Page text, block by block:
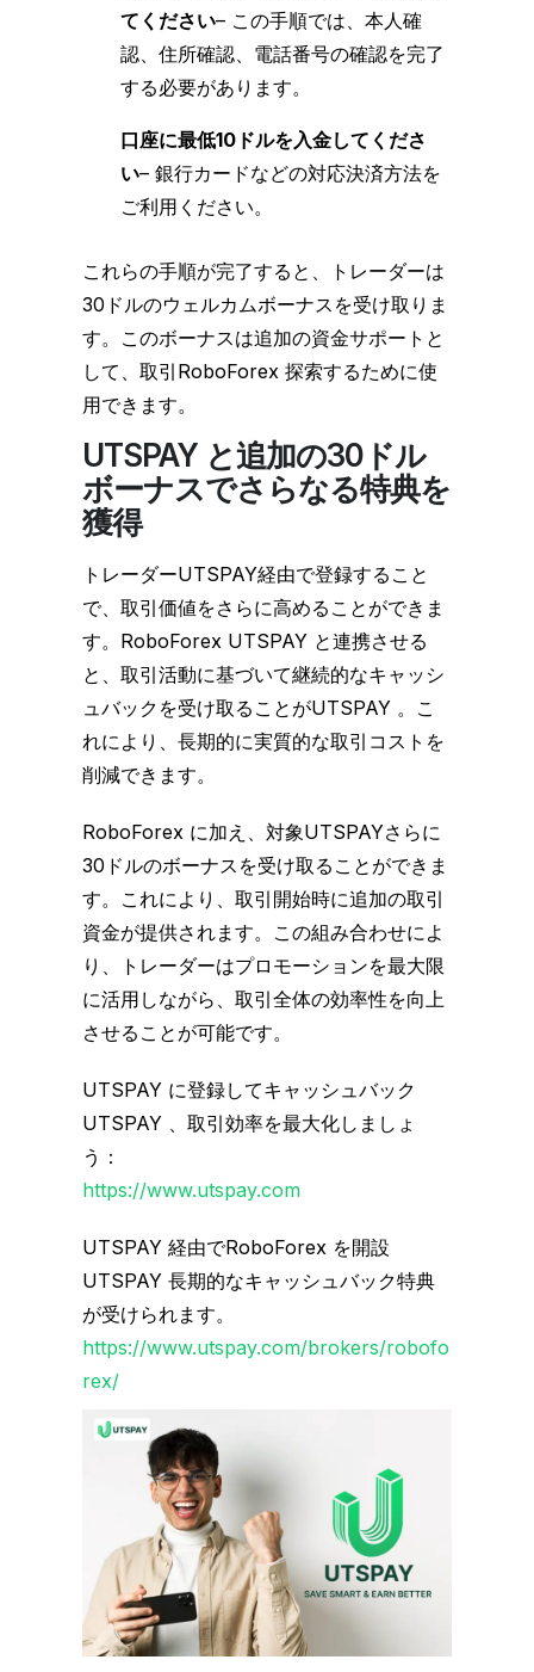
てください– この手順では、本人確
認、住所確認、電話番号の確認を完了
する必要があります。
口座に最低10ドルを入金してくださ
い– 銀行カードなどの対応決済方法を
ご利用ください。
これらの手順が完了すると、トレーダーは
30ドルのウェルカムボーナスを受け取りま
す。このボーナスは追加の資金サポートと
して、取引RoboForex 探索するために使
用できます。
UTSPAY と追加の30ドル
ボーナスでさらなる特典を
獲得
トレーダーUTSPAY経由で登録すること
で、取引価値をさらに高めることができま
す。RoboForex UTSPAY と連携させる
と、取引活動に基づいて継続的なキャッシ
ュバックを受け取ることがUTSPAY 。こ
れにより、長期的に実質的な取引コストを
削減できます。
RoboForex に加え、対象UTSPAYさらに
30ドルのボーナスを受け取ることができま
す。これにより、取引開始時に追加の取引
資金が提供されます。この組み合わせによ
り、トレーダーはプロモーションを最大限
に活用しながら、取引全体の効率性を向上
させることが可能です。
UTSPAY に登録してキャッシュバック
UTSPAY 、取引効率を最大化しましょ
う：
https://www.utspay.com
UTSPAY 経由でRoboForex を開設
UTSPAY 長期的なキャッシュバック特典
が受けられます。
https://www.utspay.com/brokers/robofo
rex/